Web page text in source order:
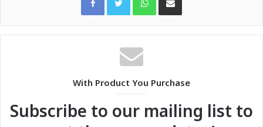
With Product You Purchase
Subscribe to our mailing list to